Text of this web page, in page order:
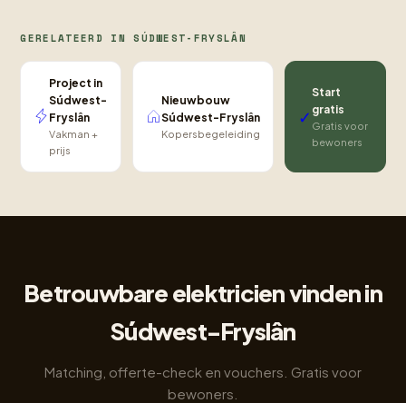
GERELATEERD IN SÚDWEST-FRYSLÂN
Project in
Súdwest-
Fryslân
Vakman +
prijs
Nieuwbouw
Súdwest-Fryslân
Kopersbegeleiding
✓
Start
gratis
Gratis voor
bewoners
Betrouwbare elektricien vinden in
Súdwest-Fryslân
Matching, offerte-check en vouchers. Gratis voor
bewoners.